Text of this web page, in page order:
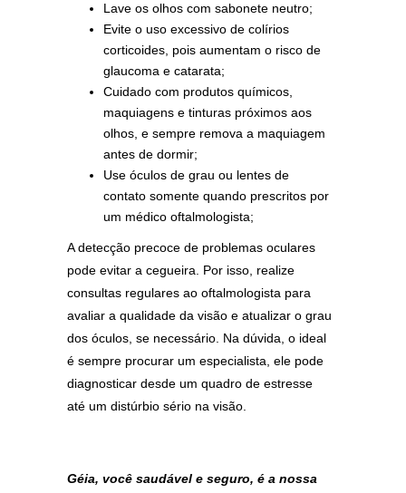
Lave os olhos com sabonete neutro;
Evite o uso excessivo de colírios
corticoides, pois aumentam o risco de
glaucoma e catarata;
Cuidado com produtos químicos,
maquiagens e tinturas próximos aos
olhos, e sempre remova a maquiagem
antes de dormir;
Use óculos de grau ou lentes de
contato somente quando prescritos por
um médico oftalmologista;
A detecção precoce de problemas oculares
pode evitar a cegueira. Por isso, realize
consultas regulares ao oftalmologista para
avaliar a qualidade da visão e atualizar o grau
dos óculos, se necessário. Na dúvida, o ideal
é sempre procurar um especialista, ele pode
diagnosticar desde um quadro de estresse
até um distúrbio sério na visão.
Géia, você saudável e seguro, é a nossa